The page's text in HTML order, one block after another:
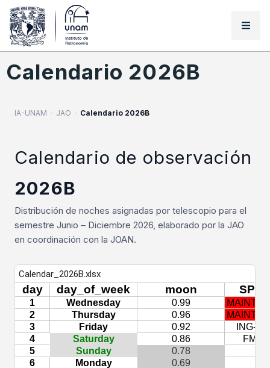
Calendario 2026B
IA-UNAM › JAO › Calendario 2026B
Calendario de observación
2026B
Distribución de noches asignadas por telescopio para el
semestre Junio – Diciembre 2026, elaborado por la JAO
en coordinación con la JOAN.